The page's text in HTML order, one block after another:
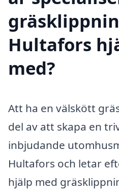
Hultafors
med?
Att ha en välskött
del av att skapa en
inbjudande
Hultafors och letar
hjälp med